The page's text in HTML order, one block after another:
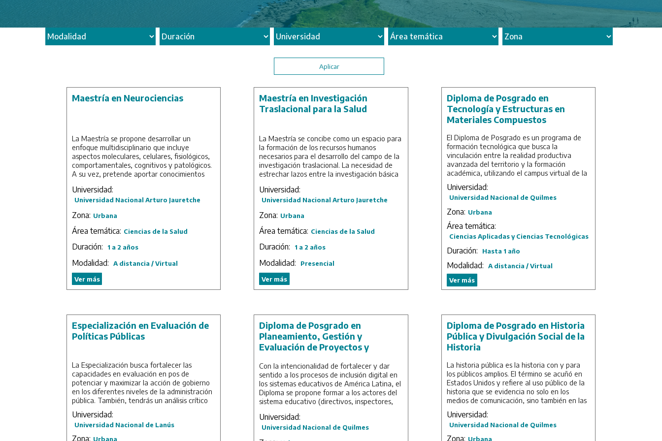
Maestría en Neurociencias
La Maestría se propone desarrollar un
enfoque multidisciplinario que incluye
aspectos moleculares, celulares, fisiológicos,
comportamentales, cognitivos y patológicos.
A su vez, pretende aportar conocimientos
hasta los Estudios Cognitivos y de
Neuroimagen), para que los/las futuros/as
problemas de manera traslacional al
incorporarse a laboratorios de instituciones
públicas y privadas.
La UNAJ, junto con el Hospital de Alta
Complejidad en Red El Cruce "Dr. Néstor
Carlos Kirchner" y el Conicet integran la
Unidad Ejecutora de Estudios de
Neurociencias y Sistemas Complejos (ENyS),
colaboración con diversos laboratorios
nacionales e internacionales, fomentando la
interacción entre investigadores nacionales y
extranjeros, potenciando así las actividades
Duración: 2 años.
Universidad:
Universidad Nacional Arturo Jauretche
Zona: Urbana
Área temática: Ciencias de la Salud
Duración: 1 a 2 años
Modalidad: A distancia / Virtual
Ver más
Maestría en Investigación
Traslacional para la Salud
La Maestría se concibe como un espacio para
la formación de los recursos humanos
necesarios para el desarrollo del campo de la
investigación traslacional. La necesidad de
estrechar lazos entre la investigación básica
investigación traslacional, en el sentido de
"traslado" de los conocimientos de un dominio
conocimientos en términos de programas y
políticas sanitarias. Esto demanda una
innovación en la formación de recursos
humanos que permita a los participantes la
que las futuras generaciones de
investigadores deberán contar con esta
perspectiva y competencias desde su
formación inicial en la investigación.
dispuestos a liderar los cambios que se
necesitan para la transformación de las
culturas organizacionales de hospitales y
centros dedicados a la producción,
promoción, gestión y utilización de las
Duración: 2 años.
Universidad:
Universidad Nacional Arturo Jauretche
Zona: Urbana
Área temática: Ciencias de la Salud
Duración: 1 a 2 años
Modalidad: Presencial
Ver más
Diploma de Posgrado en
Tecnología y Estructuras en
Materiales Compuestos
El Diploma de Posgrado es un programa de
formación tecnológica que busca la
vinculación entre la realidad productiva
avanzada del territorio y la formación
académica, utilizando el campus virtual de la
La formación está dirigida a ingenieros/as,
y profesionales técnicos/as en general
vinculados/as al diseño, análisis y cálculo,
tecnologías de fabricación, control de
procesos y productos y desarrollos
estructurales en general y, particularmente,
compuestos (composites) que se encuentren
en el territorio nacional, en países limítrofes y
Europa.
Universidad:
Universidad Nacional de Quilmes
Zona: Urbana
Área temática:
Ciencias Aplicadas y Ciencias Tecnológicas
Duración: Hasta 1 año
Modalidad:
A distancia / Virtual
Ver más
Especialización en Evaluación de
Políticas Públicas
La Especialización busca fortalecer las
capacidades en evaluación en pos de
potenciar y maximizar la acción de gobierno
en los diferentes niveles de la administración
pública. También, tendrás un análisis crítico
de las prácticas para mejorar la gestión y las
políticas públicas.
Es ofrecida conjuntamente por la Universidad
Universidad:
Universidad Nacional de Lanús
Zona: Urbana
Diploma de Posgrado en
Planeamiento, Gestión y
Evaluación de Proyectos y
Digitales
Con la intencionalidad de fortalecer y dar
sentido a los procesos de inclusión digital en
los sistemas educativos de América Latina, el
Diploma se propone formar a los actores del
sistema educativo (directivos, inspectores,
educativas), como así también a
profesionales del campo académico para la
Universidad:
Universidad Nacional de Quilmes
Diploma de Posgrado en Historia
Pública y Divulgación Social de la
Historia
La historia pública es la historia con y para
los públicos amplios. El término se acuñó en
Estados Unidos y refiere al uso público de la
historia que se evidencia no solo en los
medios de comunicación, sino también en las
artes y la literatura. Los museos, los espacios
de la memoria, los monumentos y los restos
arqueológicos, así como otras expresiones
culturales y sociales, intervienen en la
Universidad:
Universidad Nacional de Quilmes
Zona: Urbana